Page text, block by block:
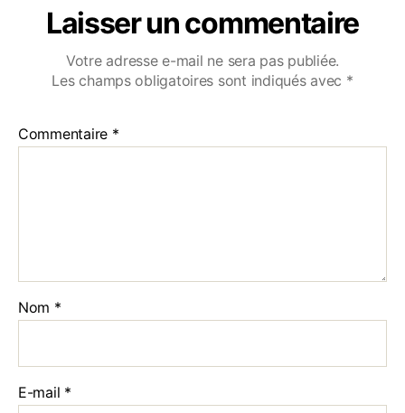
Laisser un commentaire
Votre adresse e-mail ne sera pas publiée.
Les champs obligatoires sont indiqués avec *
Commentaire *
Nom *
E-mail *